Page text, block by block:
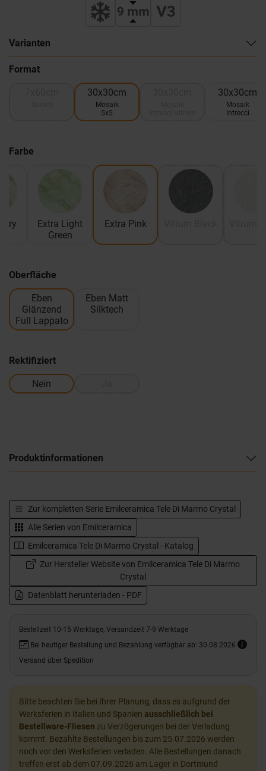
Varianten
Format
30x30cm
Mosaik
5x5
30x30cm
Mosaik
Intrecci
Farbe
Extra Light
Green
Extra Pink
Oberfläche
Eben
Glänzend
Full Lappato
Eben Matt
Silktech
Rektifiziert
Nein
Produktinformationen
Zur kompletten Serie Emilceramica Tele Di Marmo Crystal
Alle Serien von Emilceramica
Emilceramica Tele Di Marmo Crystal - Katalog
Zur Hersteller Website von Emilceramica Tele Di Marmo
Crystal
Datenblatt herunterladen - PDF
Bestellzeit 10-15 Werktage, Versandzeit 7-9 Werktage
Bei heutiger Bestellung und Bezahlung verfügbar ab: 30.08.2026
Versand über Spedition
Bitte beachten Sie bei Ihrer Planung, dass es aufgrund der
Werksferien in Italien und Spanien ausschließlich bei
Bestellware-Fliesen zu Verzögerungen bei der Verladung
kommt. Bezahlte Bestellungen bis zum 25.07.2026 werden
noch vor den Werksferien verladen. Alle Bestellungen danach
treffen erst ab dem 07.09.2026 am Lager in Dortmund